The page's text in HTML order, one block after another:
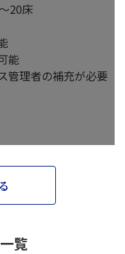
20床
能
管理者の補充が必要
覧